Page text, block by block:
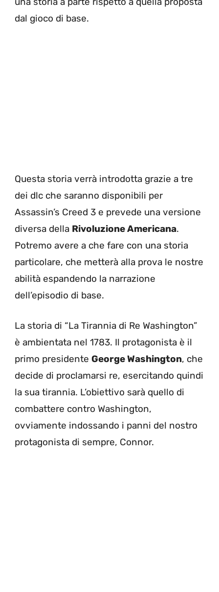
dal gioco di base.
Questa storia verrà introdotta grazie a tre
dei dlc che saranno disponibili per
Assassin’s Creed 3 e prevede una versione
diversa della Rivoluzione Americana.
Potremo avere a che fare con una storia
particolare, che metterà alla prova le nostre
abilità espandendo la narrazione
dell’episodio di base.
La storia di “La Tirannia di Re Washington”
è ambientata nel 1783. Il protagonista è il
primo presidente George Washington, che
decide di proclamarsi re, esercitando quindi
la sua tirannia. L’obiettivo sarà quello di
combattere contro Washington,
ovviamente indossando i panni del nostro
protagonista di sempre, Connor.